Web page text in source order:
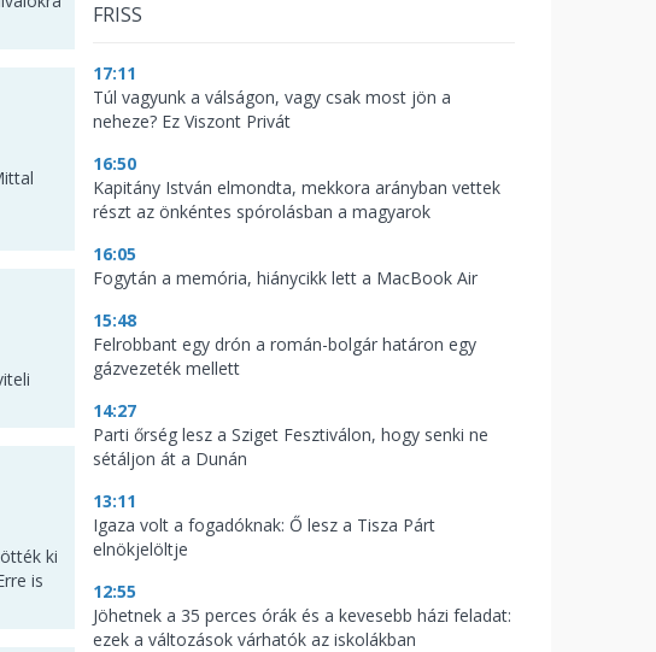
ki
is
FRISS
17:11
Túl vagyunk a válságon, vagy csak most jön a
neheze? Ez Viszont Privát
16:50
Kapitány István elmondta, mekkora arányban vettek
részt az önkéntes spórolásban a magyarok
16:05
Fogytán a memória, hiánycikk lett a MacBook Air
15:48
Felrobbant egy drón a román-bolgár határon egy
gázvezeték mellett
14:27
Parti őrség lesz a Sziget Fesztiválon, hogy senki ne
sétáljon át a Dunán
13:11
Igaza volt a fogadóknak: Ő lesz a Tisza Párt
elnökjelöltje
12:55
Jöhetnek a 35 perces órák és a kevesebb házi feladat:
ezek a változások várhatók az iskolákban